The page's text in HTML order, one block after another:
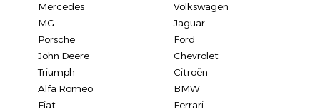
Mercedes
Volkswagen
MG
Jaguar
Porsche
Ford
John Deere
Chevrolet
Triumph
Citroën
Alfa Romeo
BMW
Fiat
Ferrari